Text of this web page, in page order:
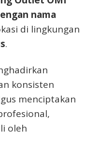
nama
di lingkungan
.
konsisten
menciptakan
oleh